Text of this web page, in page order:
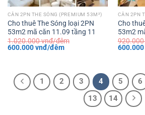
CĂN 2PN THE SÓNG (PREMIUM 53M²)
Cho thuê The Sóng loại 2PN
53m2 mã căn 11.09 tầng 11
1.020.000vnđ/đêm
Giá
đêm.
600.000vnđ/đêmGiá
600.000 vnđ/
đêm.
CĂN 2PN
Cho
53m2
920.000
Giá
đêm.
600.000
1 2 3 4 5 6
13
14